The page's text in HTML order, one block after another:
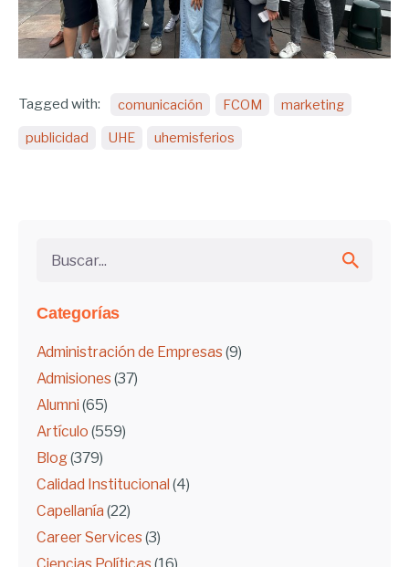
Categorías
Administración de Empresas (9)
Admisiones (37)
Alumni (65)
Artículo (559)
Blog(379)
Calidad Institucional (4)
Capellanía (22)
Career Services (3)
Tagged with: comunicación FCOM marketing
publicidad UHE uhemisferios